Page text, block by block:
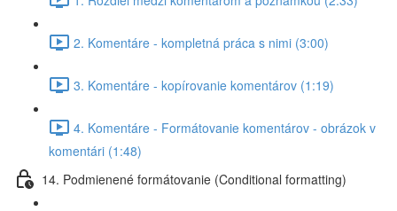
2. Komentáre - kompletná práca s nimi (3:00)
3. Komentáre - kopírovanie komentárov (1:19)
4. Komentáre - Formátovanie komentárov - obrázok v
komentári (1:48)
14. Podmienené formátovanie (Conditional formatting)